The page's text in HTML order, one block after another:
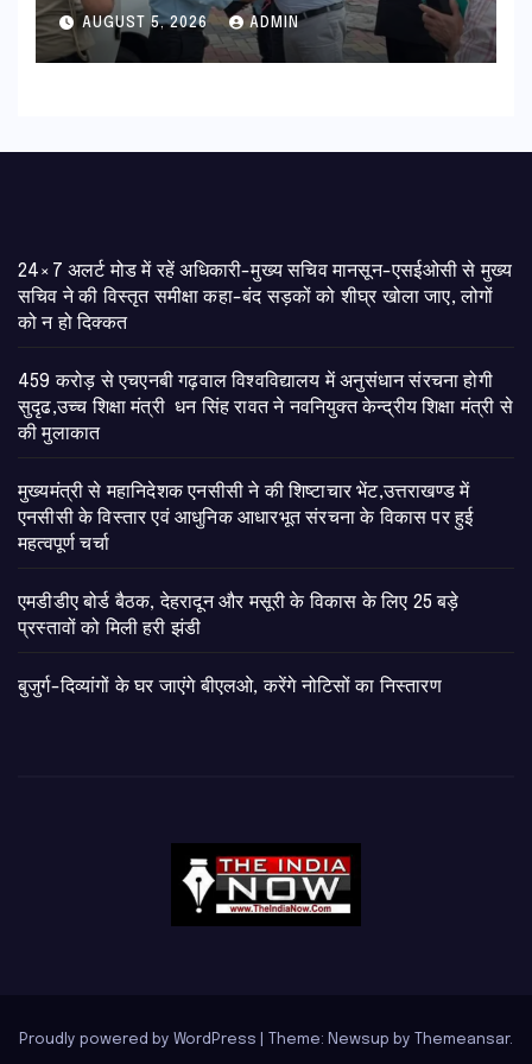
हरी झंडी
AUGUST 5, 2026 ADMIN
24×7 अलर्ट मोड में रहें अधिकारी-मुख्य सचिव मानसून-एसईओसी से मुख्य
सचिव ने की विस्तृत समीक्षा कहा-बंद सड़कों को शीघ्र खोला जाए, लोगों
को न हो दिक्कत
459 करोड़ से एचएनबी गढ़वाल विश्वविद्यालय में अनुसंधान संरचना होगी
सुदृढ,उच्च शिक्षा मंत्री धन सिंह रावत ने नवनियुक्त केन्द्रीय शिक्षा मंत्री से
की मुलाकात
मुख्यमंत्री से महानिदेशक एनसीसी ने की शिष्टाचार भेंट,उत्तराखण्ड में
एनसीसी के विस्तार एवं आधुनिक आधारभूत संरचना के विकास पर हुई
महत्वपूर्ण चर्चा
एमडीडीए बोर्ड बैठक, देहरादून और मसूरी के विकास के लिए 25 बड़े
प्रस्तावों को मिली हरी झंडी
बुजुर्ग-दिव्यांगों के घर जाएंगे बीएलओ, करेंगे नोटिसों का निस्तारण
Proudly powered by WordPress Theme: Newsup by Themeansar.